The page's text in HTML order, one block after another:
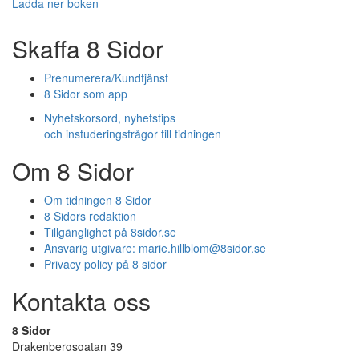
Ladda ner boken
Skaffa 8 Sidor
Prenumerera/Kundtjänst
8 Sidor som app
Nyhetskorsord, nyhetstips
och instuderingsfrågor till tidningen
Om 8 Sidor
Om tidningen 8 Sidor
8 Sidors redaktion
Tillgänglighet på 8sidor.se
Ansvarig utgivare: marie.hillblom@8sidor.se
Privacy policy på 8 sidor
Kontakta oss
8 Sidor
Drakenbergsgatan 39